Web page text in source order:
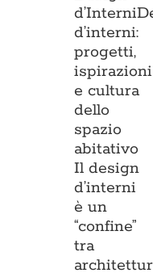
d’Interni
d’interni:
progetti,
ispirazioni
e cultura
dello
spazio
abitativo
Il design
d’interni
è un
“confine”
tra